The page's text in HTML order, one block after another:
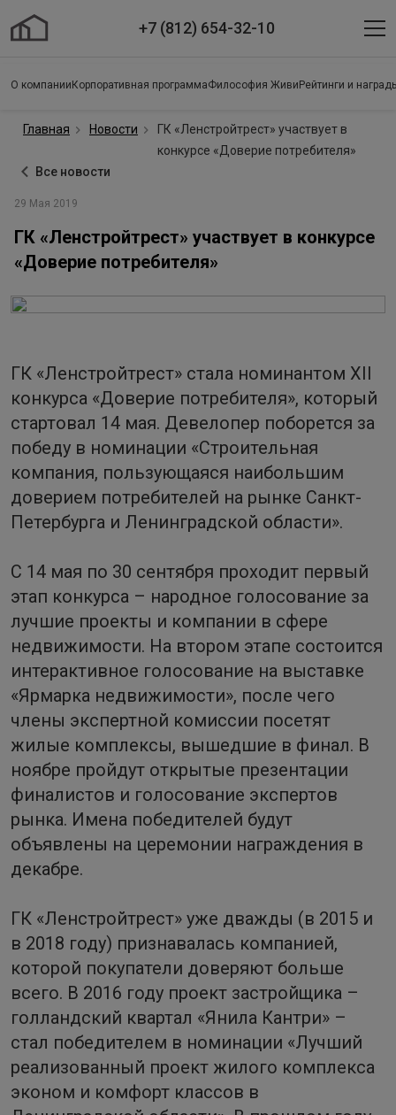
+7 (812) 654-32-10
О компании Корпоративная программаФилософия Живи Рейтинги и
Главная Новости
ГК «Ленстройтрест» участвует в
конкурсе «Доверие потребителя»
Все новости
29 Мая 2019
ГК «Ленстройтрест» участвует в конкурсе
«Доверие потребителя»
ГК «Ленстройтрест» стала номинантом XII
конкурса «Доверие потребителя», который
стартовал 14 мая. Девелопер поборется за
победу в номинации «Строительная
компания, пользующаяся наибольшим
доверием потребителей на рынке Санкт-
Петербурга и Ленинградской области».
С 14 мая по 30 сентября проходит первый
этап конкурса – народное голосование за
лучшие проекты и компании в сфере
недвижимости. На втором этапе состоится
интерактивное голосование на выставке
«Ярмарка недвижимости», после чего
члены экспертной комиссии посетят
жилые комплексы, вышедшие в финал. В
ноябре пройдут открытые презентации
финалистов и голосование экспертов
рынка. Имена победителей будут
объявлены на церемонии награждения в
декабре.
ГК «Ленстройтрест» уже дважды (в 2015 и
в 2018 году) признавалась компанией,
которой покупатели доверяют больше
всего. В 2016 году проект застройщика –
голландский квартал «Янила Кантри» –
стал победителем в номинации «Лучший
реализованный проект жилого комплекса
эконом и комфорт классов в